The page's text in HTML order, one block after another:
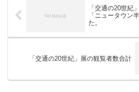
「交通の20世紀
「ニュータウン
た。
「交通の20世紀」展の観覧者数合計